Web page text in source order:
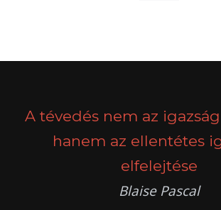
A tévedés nem az
hanem az ellentétes
elfelejtése
Blaise Pascal